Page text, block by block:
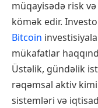
müqayisədə risk
kömək edir.
Bitcoin
mükafatlar
Üstəlik, gündəlik
rəqəmsal aktiv
sistemləri və